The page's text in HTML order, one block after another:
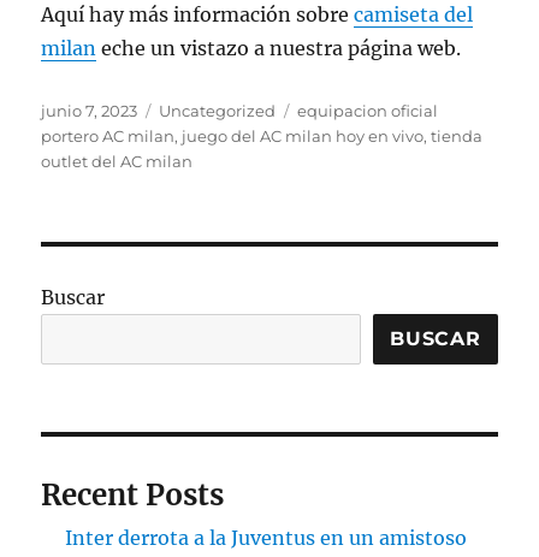
Aquí hay más información sobrecamiseta del
milan eche un vistazo a nuestra página web.
Publicado
el
junio 7, 2023 Categorías
Uncategorized Etiquetas
equipacion oficial
portero AC milan, juego del AC milan hoy en vivo,tienda
outlet del AC milan
Buscar
BUSCAR
Recent Posts
Inter derrota a la Juventus en un amistoso